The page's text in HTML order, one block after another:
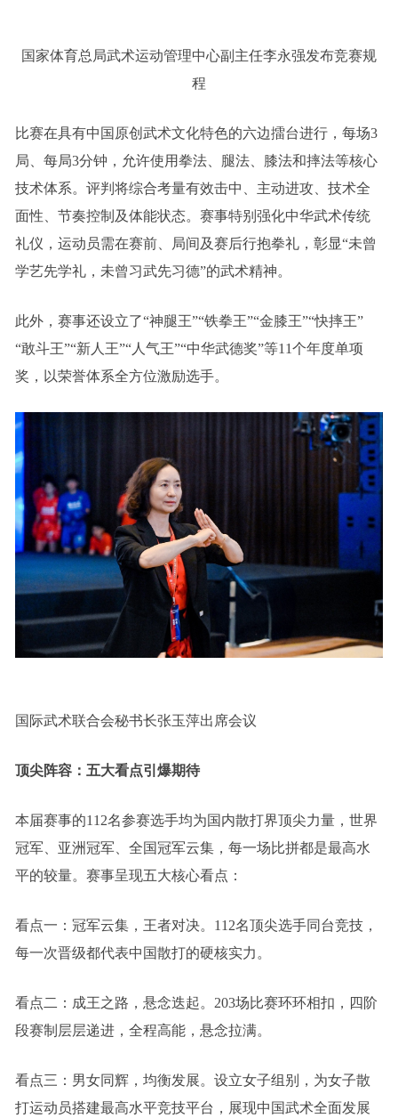
国家体育总局武术运动管理中心副主任李永强发布竞赛规
程
比赛在具有中国原创武术文化特色的六边擂台进行，每场3
局、每局3分钟，允许使用拳法、腿法、膝法和摔法等核心
技术体系。评判将综合考量有效击中、主动进攻、技术全
面性、节奏控制及体能状态。赛事特别强化中华武术传统
礼仪，运动员需在赛前、局间及赛后行抱拳礼，彰显“未曾
学艺先学礼，未曾习武先习德”的武术精神。
此外，赛事还设立了“神腿王”“铁拳王”“金膝王”“快摔王”
“敢斗王”“新人王”“人气王”“中华武德奖”等11个年度单项
奖，以荣誉体系全方位激励选手。
国际武术联合会秘书长张玉萍出席会议
顶尖阵容：五大看点引爆期待
本届赛事的112名参赛选手均为国内散打界顶尖力量，世界
冠军、亚洲冠军、全国冠军云集，每一场比拼都是最高水
平的较量。赛事呈现五大核心看点：
看点一：冠军云集，王者对决。112名顶尖选手同台竞技，
每一次晋级都代表中国散打的硬核实力。
看点二：成王之路，悬念迭起。203场比赛环环相扣，四阶
段赛制层层递进，全程高能，悬念拉满。
看点三：男女同辉，均衡发展。设立女子组别，为女子散
打运动员搭建最高水平竞技平台，展现中国武术全面发展